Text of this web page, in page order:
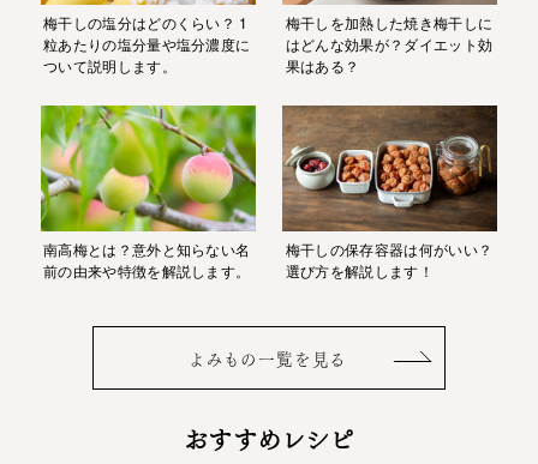
梅干しの塩分はどのくらい？ 1
粒あたりの塩分量や塩分濃度に
ついて説明します。
梅干しを加熱した焼き梅干しに
はどんな効果が？ダイエット効
果はある？
南高梅とは？意外と知らない名
前の由来や特徴を解説します。
梅干しの保存容器は何がいい？
選び方を解説します！
よみもの一覧を見る
おすすめレシピ